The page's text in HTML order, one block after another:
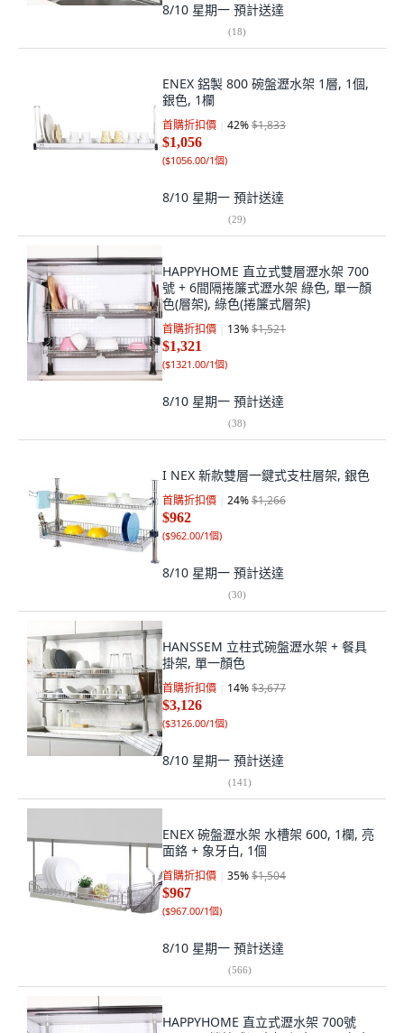
8/10 星期一 預計送達
(18)
ENEX 鋁製 800 碗盤瀝水架 1層, 1個,
銀色, 1欄
首購折扣價 42%$1,833
$1,056
($1056.00/1個)
8/10 星期一 預計送達
(29)
HAPPYHOME 直立式雙層瀝水架 700
號 + 6間隔捲簾式瀝水架 綠色, 單一顏
色(層架), 綠色(捲簾式層架)
首購折扣價 13%$1,521
$1,321
($1321.00/1個)
8/10 星期一 預計送達
(38)
I NEX 新款雙層一鍵式支柱層架, 銀色
首購折扣價 24%$1,266
$962
($962.00/1個)
8/10 星期一 預計送達
(30)
HANSSEM 立柱式碗盤瀝水架 + 餐具
掛架, 單一顏色
首購折扣價 14%$3,677
$3,126
($3126.00/1個)
8/10 星期一 預計送達
(141)
ENEX 碗盤瀝水架 水槽架 600, 1欄, 亮
面鉻 + 象牙白, 1個
首購折扣價 35%$1,504
$967
($967.00/1個)
8/10 星期一 預計送達
(566)
HAPPYHOME 直立式瀝水架 700號